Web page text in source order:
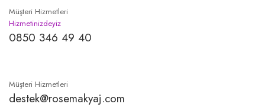
Müşteri Hizmetleri
Hizmetinizdeyiz
0850 346 49 40
Müşteri Hizmetleri
destek@rosemakyaj.com